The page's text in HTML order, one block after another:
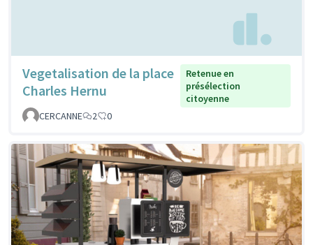
Vegetalisation de la place
Charles Hernu
Retenue en
présélection
citoyenne
CERCANNE
2 0